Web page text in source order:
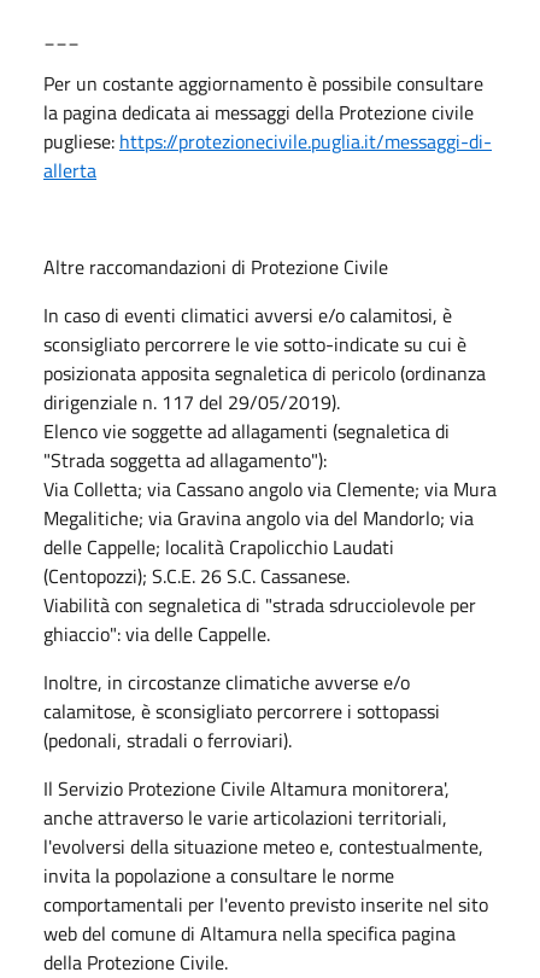
Per un costante aggiornamento è possibile consultare
la pagina dedicata ai messaggi della Protezione civile
pugliese: https://protezionecivile.puglia.it/messaggi-di-
allerta
Altre raccomandazioni di Protezione Civile
In caso di eventi climatici avversi e/o calamitosi, è
sconsigliato percorrere le vie sotto-indicate su cui è
posizionata apposita segnaletica di pericolo (ordinanza
dirigenziale n. 117 del 29/05/2019).
Elenco vie soggette ad allagamenti (segnaletica di
"Strada soggetta ad allagamento"):
Via Colletta; via Cassano angolo via Clemente; via Mura
Megalitiche; via Gravina angolo via del Mandorlo; via
delle Cappelle; località Crapolicchio Laudati
(Centopozzi); S.C.E. 26 S.C. Cassanese.
Viabilità con segnaletica di "strada sdrucciolevole per
ghiaccio": via delle Cappelle.
Inoltre, in circostanze climatiche avverse e/o
calamitose, è sconsigliato percorrere i sottopassi
(pedonali, stradali o ferroviari).
Il Servizio Protezione Civile Altamura monitorera',
anche attraverso le varie articolazioni territoriali,
l'evolversi della situazione meteo e, contestualmente,
invita la popolazione a consultare le norme
comportamentali per l'evento previsto inserite nel sito
web del comune di Altamura nella specifica pagina
della Protezione Civile.